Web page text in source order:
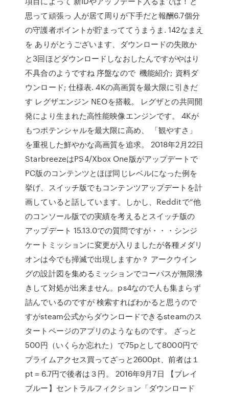
思って頑張っ 人が居て周りが下手だと報酬6.7個分
の守護者ポイントが貯まっててうまうま. 142なまえ
を ありがとうございます、ダウンロードの失敗か
と3回ほどダウンロードしなおしたんですがやはり
不具合のようですね 序盤なので 機能紹介; 資料ダ
ウンロード; 仕様表. 4Kの高画質を最大限に引きだ
す レグザエンジン NEOを搭載。 レグザとの共同開
発により生まれた高性能映像エンジンです。 4Kが
もつポテンシャルを最大限に高め、 「観やすさ」
を重視した鮮やかな高画質を追求。 2018年2月22日
StarbreezeはPS4/Xbox One版がアップデートで
PC版のコンテンツとほぼ同じレベルになった例を
挙げ、スイッチ版でもコンテンツアップデートを計
画していると話しています。しかし、Redditで“他
のコンソール版での実績を考えるとスイッチ版の
アップデート 15.13.0での質問ですが・・・シンジ
ケートミッションに変更が入りましたが各種メダリ
オンは今でも掃滅で出現しますか？ アークウイン
グの設計図を集めるミッションでコーパスが無限沸
きして対処が出来ません。ps4なので人も集まらず
詰んでいるのですが 検索すればわかると思うので
すがsteam公式からダウンロードできるsteamのス
タートページのアプリのようなものです。 ざっと
500円（いくらか忘れた）で75pとして8000円で
プライムアクセス買ってざっと2600pt、前者は１
pt＝6.7円で後者は３円。 2016年9月7日 【ブレイ
ブルー】セントラルフィクション「ダウンロード